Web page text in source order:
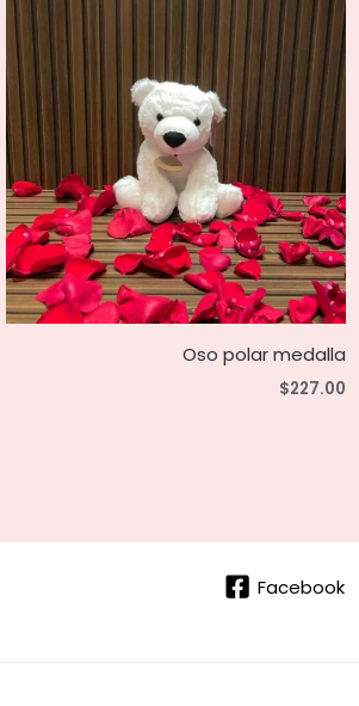
Oso polar medalla
$227.00
Facebook